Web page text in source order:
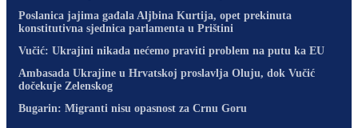
Poslanica jajima gađala Aljbina Kurtija, opet prekinuta
konstitutivna sjednica parlamenta u Prištini
Vučić: Ukrajini nikada nećemo praviti problem na putu ka EU
Ambasada Ukrajine u Hrvatskoj proslavlja Oluju, dok Vučić
dočekuje Zelenskog
Bugarin: Migranti nisu opasnost za Crnu Goru